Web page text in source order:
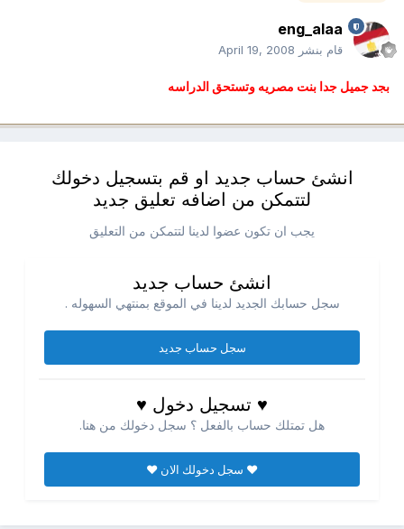
eng_alaa
قام بنشر April 19, 2008
بجد جميل جدا بنت مصريه وتستحق الدراسه
انشئ حساب جديد او قم بتسجيل دخولك
لتتمكن من اضافه تعليق جديد
يجب ان تكون عضوا لدينا لتتمكن من التعليق
انشئ حساب جديد
سجل حسابك الجديد لدينا في الموقع بمنتهي السهوله .
سجل حساب جديد
♥ تسجيل دخول ♥
هل تمتلك حساب بالفعل ؟ سجل دخولك من هنا.
♥ سجل دخولك الان ♥